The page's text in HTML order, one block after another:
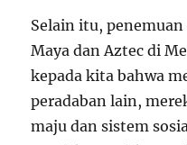
Selain itu,
Maya dan Aztec di
kepada kita bahwa
peradaban lain,
maju dan sistem